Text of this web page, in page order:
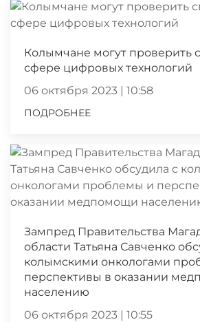
Колымчане могут проверить
сфере цифровых технологий
06 октября 2023 | 10:58
ПОДРОБНЕЕ
Зампред Правительства
области Татьяна Савченко
колымскими онкологами
перспективы в оказании
населению
06 октября 2023 | 10:55